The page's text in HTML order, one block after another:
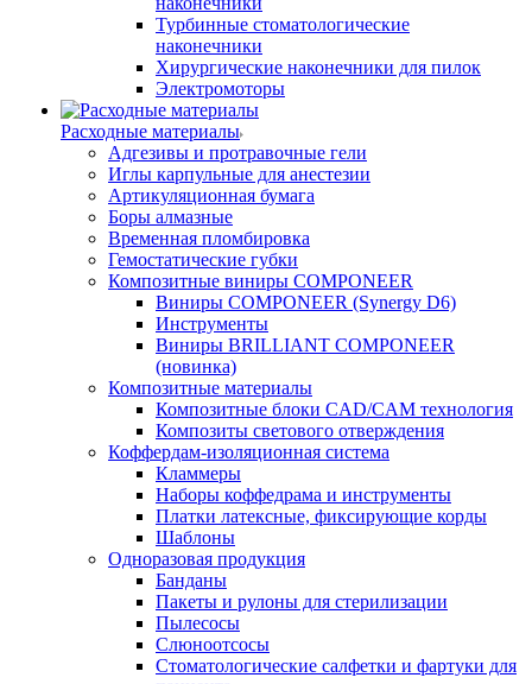
Турбинные стоматологические
наконечники
Хирургические наконечники для пилок
Электромоторы
Расходные материалы
Адгезивы и протравочные гели
Иглы карпульные для анестезии
Артикуляционная бумага
Боры алмазные
Временная пломбировка
Гемостатические губки
Композитные виниры COMPONEER
Виниры COMPONEER (Synergy D6)
Инструменты
Виниры BRILLIANT COMPONEER
(новинка)
Композитные материалы
Композитные блоки CAD/СAM технология
Композиты светового отверждения
Коффердам-изоляционная система
Кламмеры
Наборы коффедрама и инструменты
Платки латексные, фиксирующие корды
Шаблоны
Одноразовая продукция
Банданы
Пакеты и рулоны для стерилизации
Пылесосы
Слюноотсосы
Стоматологические салфетки и фартуки для